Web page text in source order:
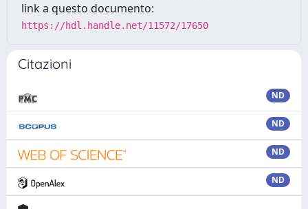
link a questo documento:
https://hdl.handle.net/11572/17650
Citazioni
ND
ND
ND
ND